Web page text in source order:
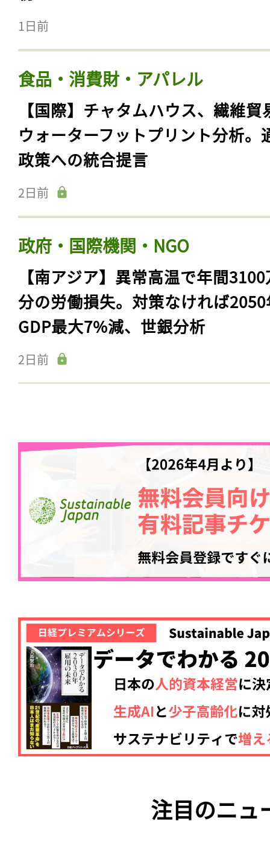
1日前
食品・消費財・アパレル
【国際】チャタムハウス、繊維貿
ウォーターフットプリント分析。
政策への統合提言
2日前
政府・国際機関・NGO
【南アジア】異常高温で年間
分の労働損失。対策なければ
GDP最大7%減、世銀分析
2日前
注目のニュ